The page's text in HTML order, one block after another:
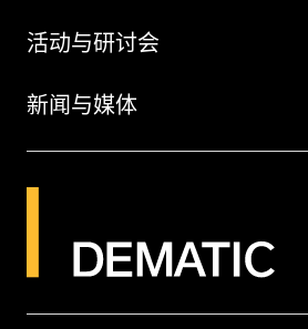
活动与研讨会
新闻与媒体